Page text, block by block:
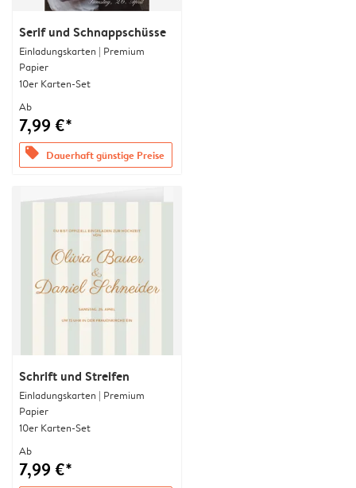
Serif und Schnappschüsse
Einladungskarten | Premium
Papier
10er Karten-Set
Ab
7,99 €*
offers Dauerhaft günstige Preise
Schrift und Streifen
Einladungskarten | Premium
Papier
10er Karten-Set
Ab
7,99 €*